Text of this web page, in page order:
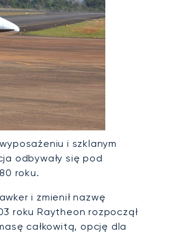
i szklanym
odbywały się pod
roku.
i zmienił nazwę
roku Raytheon rozpoczął
całkowitą, opcję dla